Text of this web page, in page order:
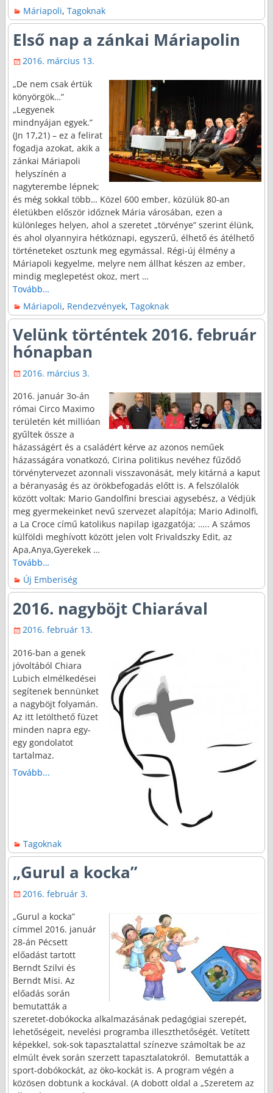
Máriapoli,Tagoknak
Első nap a zánkai Máriapolin
2016. március 13.
„De nem csak értük
könyörgök…”
„Legyenek
mindnyájan egyek.”
(Jn 17,21) – ez a felirat
fogadja azokat, akik a
zánkai Máriapoli
helyszínén a
nagyterembe lépnek;
és még sokkal több… Közel 600 ember, közülük 80-an
életükben először időznek Mária városában, ezen a
különleges helyen, ahol a szeretet „törvénye” szerint élünk,
és ahol olyannyira hétköznapi, egyszerű, élhető és átélhető
történeteket osztunk meg egymással. Régi-új élmény a
Máriapoli kegyelme, melyre nem állhat készen az ember,
mindig meglepetést okoz, mert …
Tovább…
Máriapoli, Rendezvények,Tagoknak
Velünk történtek 2016. február
hónapban
2016. március 3.
2016. január 3o-án
római Circo Maximo
területén két millióan
gyűltek össze a
házasságért és a családért kérve az azonos neműek
házasságára vonatkozó, Cirina politikus nevéhez fűződő
törvénytervezet azonnali visszavonását, mely kitárná a kaput
a béranyaság és az örökbefogadás előtt is. A felszólalók
között voltak: Mario Gandolfini bresciai agysebész, a Védjük
meg gyermekeinket nevű szervezet alapítója; Mario Adinolfi,
a La Croce című katolikus napilap igazgatója; ….. A számos
külföldi meghívott között jelen volt Frivaldszky Edit, az
Apa,Anya,Gyerekek …
Tovább…
Új Emberiség
2016. nagyböjt Chiarával
2016. február 13.
2016-ban a genek
jóvoltából Chiara
Lubich elmélkedései
segítenek bennünket
a nagyböjt folyamán.
Az itt letölthető füzet
minden napra egy-
egy gondolatot
tartalmaz.
Tovább...
Tagoknak
„Gurul a kocka”
2016. február 3.
„Gurul a kocka”
címmel 2016. január
28-án Pécsett
előadást tartott
Berndt Szilvi és
Berndt Misi. Az
előadás során
bemutatták a
szeretet-dobókocka alkalmazásának pedagógiai szerepét,
lehetőségeit, nevelési programba illeszthetőségét. Vetített
képekkel, sok-sok tapasztalattal színezve számoltak be az
elmúlt évek során szerzett tapasztalatokról. Bemutatták a
sport-dobókockát, az öko-kockát is. A program végén a
közösen dobtunk a kockával. (A dobott oldal a „Szeretem az